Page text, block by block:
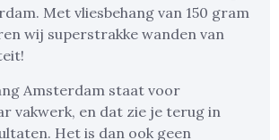
Met vliesbehang van 150 gram
wij superstrakke wanden van
Amsterdam staat voor
vakwerk, en dat zie je terug in
Het is dan ook geen